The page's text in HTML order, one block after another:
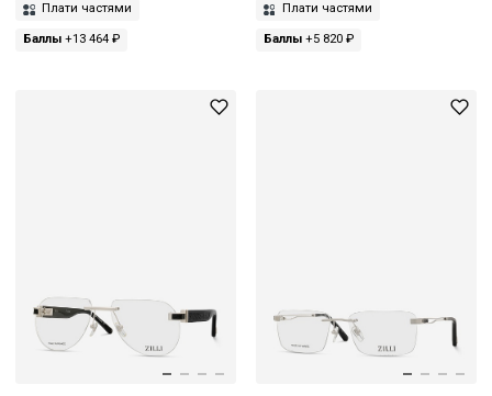
Плати частями
Баллы +13 464 ₽
Плати частями
Баллы+5 820 ₽